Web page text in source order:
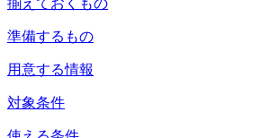
揃えておくもの
準備するもの
用意する情報
対象条件